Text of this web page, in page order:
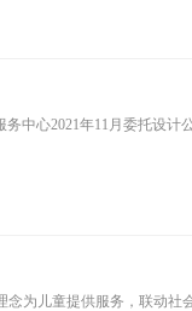
中心2021年11月委托设计
为儿童提供服务，联动社